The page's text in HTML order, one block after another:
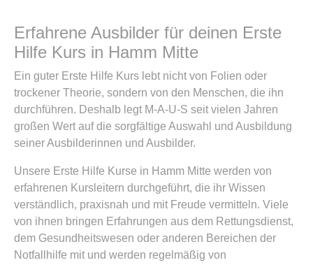
Erfahrene Ausbilder für deinen Erste
Hilfe Kurs in Hamm Mitte
Ein guter Erste Hilfe Kurs lebt nicht von Folien oder
trockener Theorie, sondern von den Menschen, die ihn
durchführen. Deshalb legt M-A-U-S seit vielen Jahren
großen Wert auf die sorgfältige Auswahl und Ausbildung
seiner Ausbilderinnen und Ausbilder.
Unsere Erste Hilfe Kurse in Hamm Mitte werden von
erfahrenen Kursleitern durchgeführt, die ihr Wissen
verständlich, praxisnah und mit Freude vermitteln. Viele
von ihnen bringen Erfahrungen aus dem Rettungsdienst,
dem Gesundheitswesen oder anderen Bereichen der
Notfallhilfe mit und werden regelmäßig von